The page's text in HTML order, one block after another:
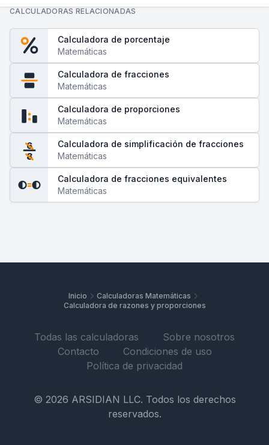
CALCULADORAS RELACIONADAS
Calculadora de porcentaje
Matemáticas
Calculadora de fracciones
Matemáticas
Calculadora de proporciones
Matemáticas
6
8
Calculadora de simplificación de fracciones
Matemáticas
Calculadora de fracciones equivalentes
Matemáticas
Inicio
Calculadoras Matemáticas
Calculadora de razones y proporciones
Todas las calculadoras
Sobre nosotros
Contacto
Condiciones de uso
Política de privacidad
© 2026 ARSIDIAN LLC. Todos los derechos
reservados.